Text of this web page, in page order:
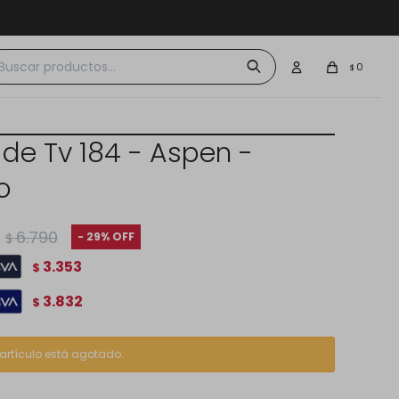
$ 0
Tv 184 - Aspen -
$ 6.790 29
$ 3.353
$ 3.832
artículo está agotado.